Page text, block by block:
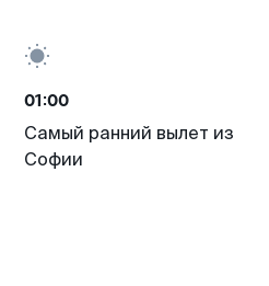
01:00
Самый ранний вылет из
Софии